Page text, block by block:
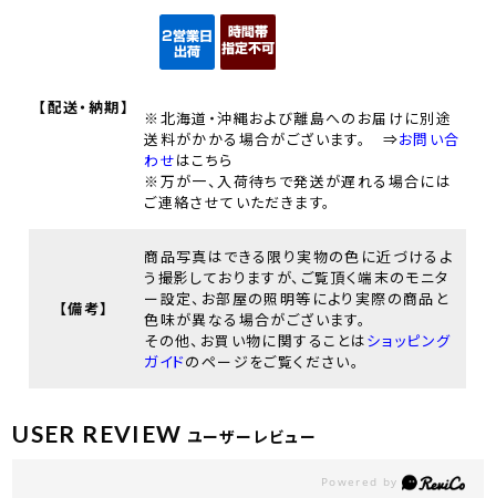
【配送・納期】
※北海道・沖縄および離島へのお届けに別途
送料がかかる場合がございます。 ⇒お問い合
わせはこちら
※万が一、入荷待ちで発送が遅れる場合には
ご連絡させていただきます。
【備考】
商品写真はできる限り実物の色に近づけるよ
う撮影しておりますが、ご覧頂く端末のモニタ
ー設定、お部屋の照明等により実際の商品と
色味が異なる場合がございます。
その他、お買い物に関することはショッピング
ガイドのページをご覧ください。
USER REVIEW ユーザーレビュー